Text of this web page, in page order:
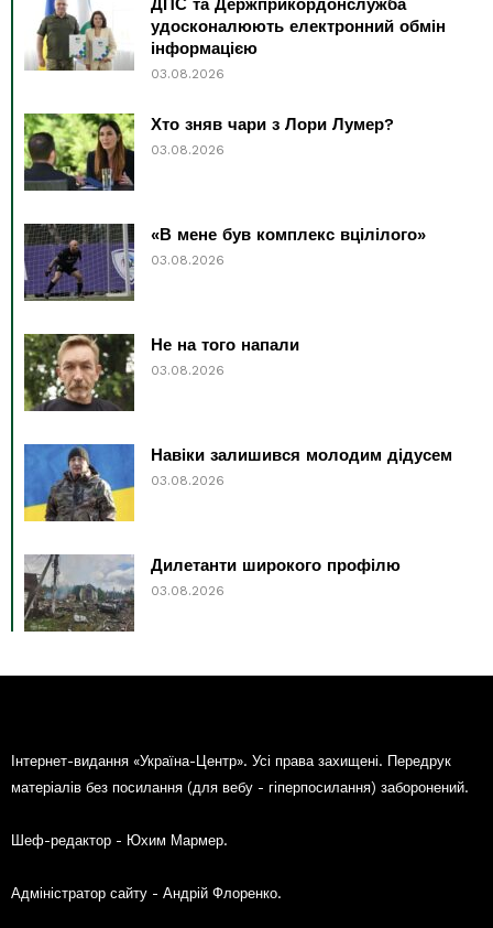
ДПС та Держприкордонслужба
удосконалюють електронний обмін
інформацією
03.08.2026
Хто зняв чари з Лори Лумер?
03.08.2026
«В мене був комплекс вцілілого»
03.08.2026
Не на того напали
03.08.2026
Навіки залишився молодим дідусем
03.08.2026
Дилетанти широкого профілю
03.08.2026
Інтернет-видання «Україна-Центр». Усі права захищені. Передрук
матеріалів без посилання (для вебу - гіперпосилання) заборонений.
Шеф-редактор - Юхим Мармер.
Адміністратор сайту - Андрій Флоренко.